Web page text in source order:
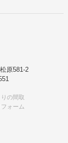
原581-2
の間取
ォーム